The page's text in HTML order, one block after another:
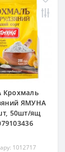
ЯМУНА
50шт/ящ
1012717